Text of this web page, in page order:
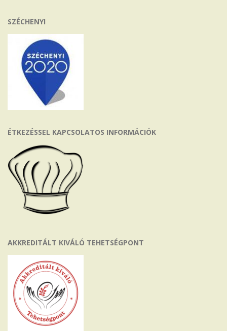
SZÉCHENYI
ÉTKEZÉSSEL KAPCSOLATOS INFORMÁCIÓK
AKKREDITÁLT KIVÁLÓ TEHETSÉGPONT